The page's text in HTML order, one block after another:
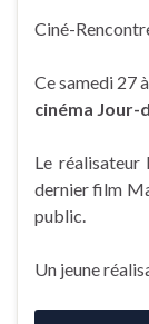
Ciné-
Ce samedi 27
cinéma Jour-
Le réalisateur
dernier film
public.
Un jeune